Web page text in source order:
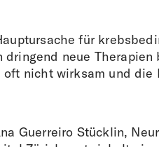
für
neue
nicht wirksam und die
Guerreiro Stücklin,